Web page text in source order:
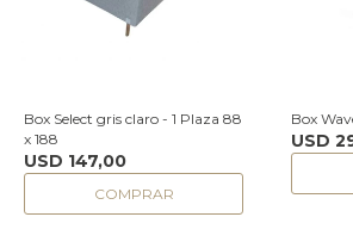
Box Select gris claro - 1 Plaza 88
x 188
USD 147,00
Box
USD